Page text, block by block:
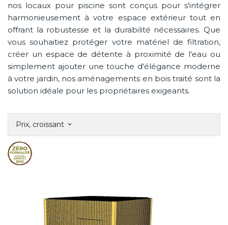
nos locaux pour piscine sont conçus pour s'intégrer
harmonieusement à votre espace extérieur tout en
offrant la robustesse et la durabilité nécessaires. Que
vous souhaitiez protéger votre matériel de filtration,
créer un espace de détente à proximité de l'eau ou
simplement ajouter une touche d'élégance moderne
à votre jardin, nos aménagements en bois traité sont la
solution idéale pour les propriétaires exigeants.
Prix, croissant keyboard_arrow_down